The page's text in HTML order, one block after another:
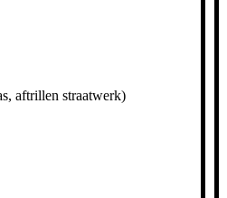
aftrillen straatwerk)